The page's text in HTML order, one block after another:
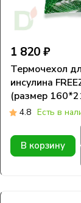
1 820 ₽
Термочехол
инсулина
(размер
4.8 Есть в
В корзину